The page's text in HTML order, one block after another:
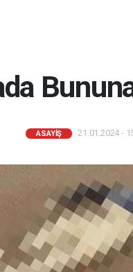
ASAYIŞ 21.01.2024 -